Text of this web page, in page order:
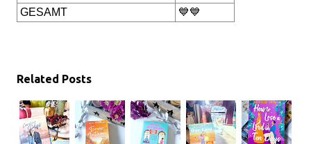
GESAMT
💙💙
Related Posts